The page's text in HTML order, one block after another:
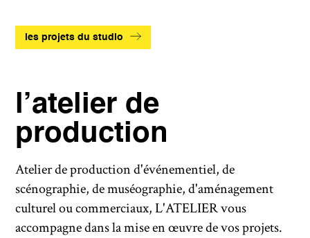
les projets du studio
l’atelier de
production
Atelier de production d'événementiel, de
scénographie, de muséographie, d'aménagement
culturel ou commerciaux, L'ATELIER vous
accompagne dans la mise en œuvre de vos projets.